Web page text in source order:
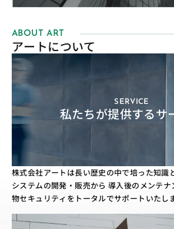
ABOUT ART
アートについて
SERVICE
私たちが提供するサ
株式会社アートは長い歴史の中で培った知識
システムの開発・販売から 導入後のメンテ
物セキュリティをトータルでサポートいたし